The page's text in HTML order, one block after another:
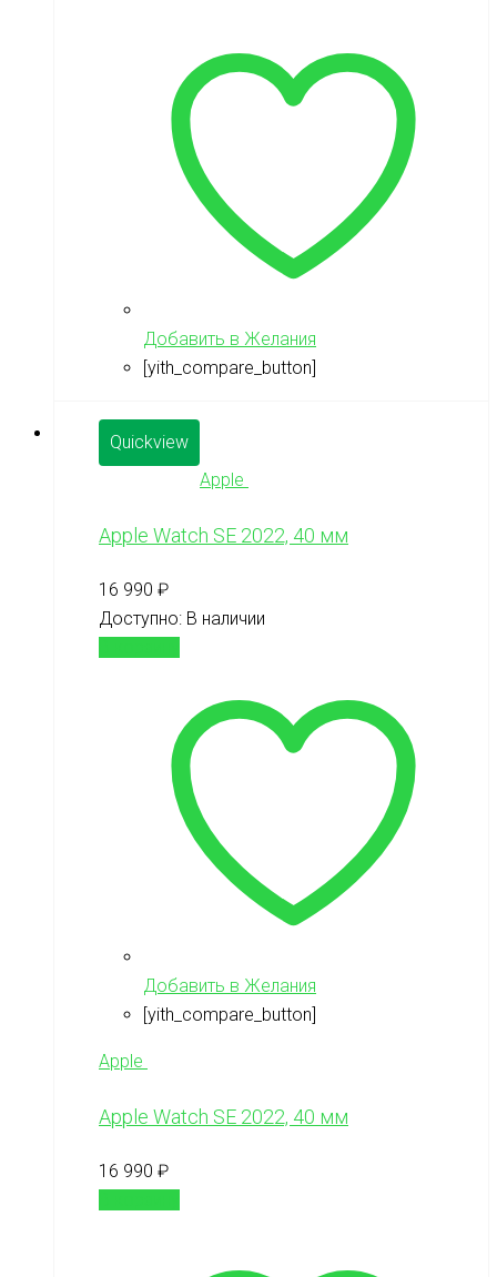
Добавить в Желания
[yith_compare_button]
Quickview
Apple
Apple Watch SE 2022, 40 мм
16 990 ₽
Доступно: В наличии
Добавить в Желания
[yith_compare_button]
Apple
Apple Watch SE 2022, 40 мм
16 990 ₽